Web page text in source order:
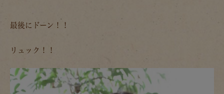
最後にドーン！！
リュック！！